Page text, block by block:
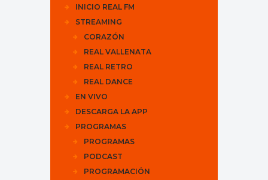
INICIO REAL FM
STREAMING
CORAZÓN
REAL VALLENATA
REAL RETRO
REAL DANCE
EN VIVO
DESCARGA LA APP
PROGRAMAS
PROGRAMAS
PODCAST
PROGRAMACIÓN